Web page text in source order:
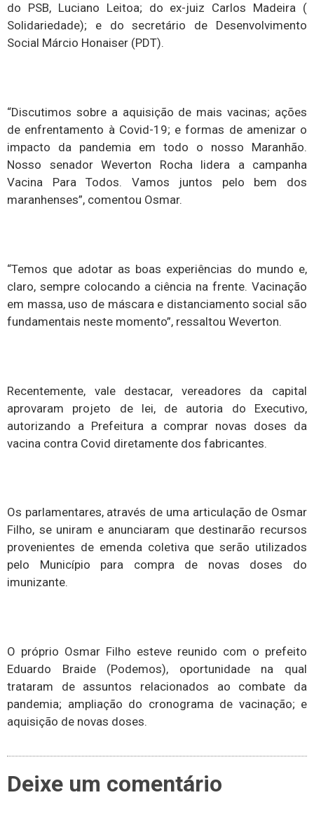
do PSB, Luciano Leitoa; do ex-juiz Carlos Madeira (
Solidariedade); e do secretário de Desenvolvimento
Social Márcio Honaiser (PDT).
“Discutimos sobre a aquisição de mais vacinas; ações
de enfrentamento à Covid-19; e formas de amenizar o
impacto da pandemia em todo o nosso Maranhão.
Nosso senador Weverton Rocha lidera a campanha
Vacina Para Todos. Vamos juntos pelo bem dos
maranhenses”, comentou Osmar.
“Temos que adotar as boas experiências do mundo e,
claro, sempre colocando a ciência na frente. Vacinação
em massa, uso de máscara e distanciamento social são
fundamentais neste momento”, ressaltou Weverton.
Recentemente, vale destacar, vereadores da capital
aprovaram projeto de lei, de autoria do Executivo,
autorizando a Prefeitura a comprar novas doses da
vacina contra Covid diretamente dos fabricantes.
Os parlamentares, através de uma articulação de Osmar
Filho, se uniram e anunciaram que destinarão recursos
provenientes de emenda coletiva que serão utilizados
pelo Município para compra de novas doses do
imunizante.
O próprio Osmar Filho esteve reunido com o prefeito
Eduardo Braide (Podemos), oportunidade na qual
trataram de assuntos relacionados ao combate da
pandemia; ampliação do cronograma de vacinação; e
aquisição de novas doses.
Deixe um comentário